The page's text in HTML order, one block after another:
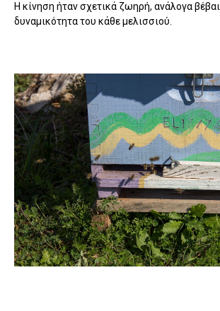
Η κίνηση ήταν σχετικά ζωηρή, ανάλογα
δυναμικότητα του κάθε μελισσιού.